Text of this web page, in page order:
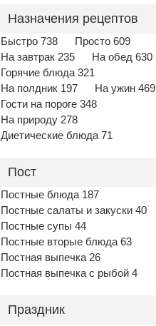
Назначения рецептов
Быстро 738
Просто 609
На завтрак 235
На обед 630
Горячие блюда 321
На полдник 197
На ужин 469
Гости на пороге 348
На природу 278
Диетические блюда 71
Пост
Постные блюда 187
Постные салаты и закуски 40
Постные супы 44
Постные вторые блюда 63
Постная выпечка 26
Постная выпечка с рыбой 4
Праздник